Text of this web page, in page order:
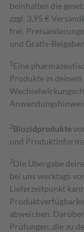
beinhalten die
zzgl. 3,95 €
frei.
und Gratis-
1 Eine
Produkte in
2Biozidprodukte
und
3Die Übergabe
bei uns werktags
Lieferzeitpunkt
abweichen.
Prüfungen, die zu